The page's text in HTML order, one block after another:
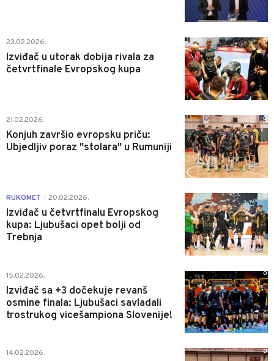
23.02.2026.
Izviđač u utorak dobija rivala za
četvrtfinale Evropskog kupa
0
21.02.2026.
Konjuh završio evropsku priču:
Ubjedljiv poraz "stolara" u Rumuniji
0
RUKOMET 20.02.2026.
Izviđač u četvrtfinalu Evropskog
kupa: Ljubušaci opet bolji od
Trebnja
0
15.02.2026.
Izviđač sa +3 dočekuje revanš
osmine finala: Ljubušaci savladali
trostrukog vicešampiona Slovenije!
0
14.02.2026. 0